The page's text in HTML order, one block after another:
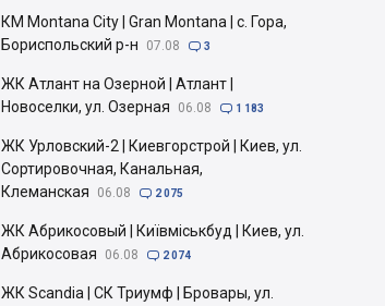
КМ Montana City | Gran Montana | с. Гора,
Бориспольский р-н
07.08  3
ЖК Атлант на Озерной | Атлант |
Новоселки, ул. Озерная
06.08  1 183
ЖК Урловский-2 | Киевгорстрой | Киев, ул.
Сортировочная, Канальная,
Клеманская
06.08  2 075
ЖК Абрикосовый | Київміськбуд | Киев, ул.
Абрикосовая
06.08  2 074
ЖК Scandia | СК Триумф | Бровары, ул.